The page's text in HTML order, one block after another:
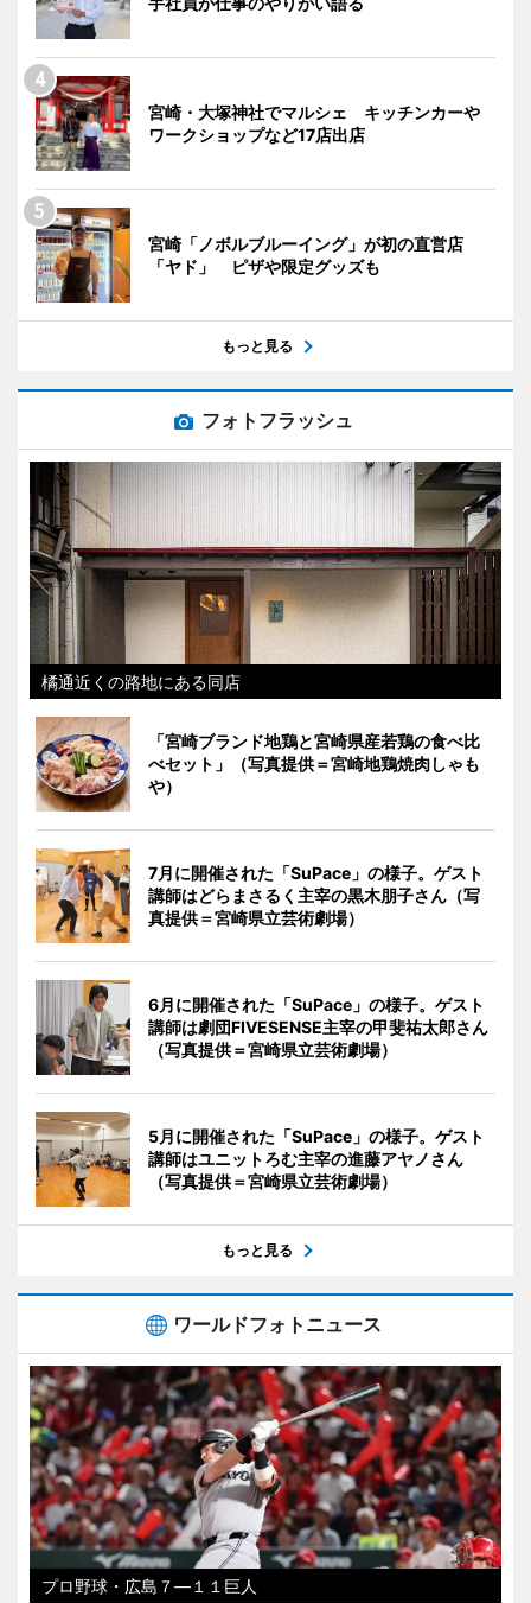
宮崎・大塚神社でマルシェ キッチンカーや
ワークショップなど17店出店
宮崎「ノボルブルーイング」が初の直営店
「ヤド」 ピザや限定グッズも
もっと見る
フォトフラッシュ
橘通近くの路地にある同店
「宮崎ブランド地鶏と宮崎県産若鶏の食べ比
べセット」（写真提供＝宮崎地鶏焼肉しゃも
や）
7月に開催された「SuPace」の様子。ゲスト
講師はどらまさるく主宰の黒木朋子さん（写
真提供＝宮崎県立芸術劇場）
6月に開催された「SuPace」の様子。ゲスト
講師は劇団FIVESENSE主宰の甲斐祐太郎さん
（写真提供＝宮崎県立芸術劇場）
5月に開催された「SuPace」の様子。ゲスト
講師はユニットろむ主宰の進藤アヤノさん
（写真提供＝宮崎県立芸術劇場）
もっと見る
ワールドフォトニュース
プロ野球・広島７―１１巨人